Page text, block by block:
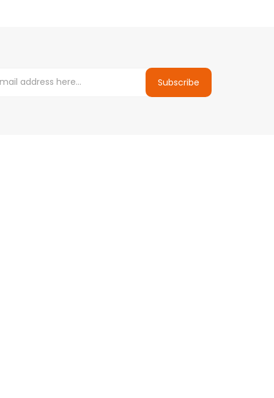
Subscribe